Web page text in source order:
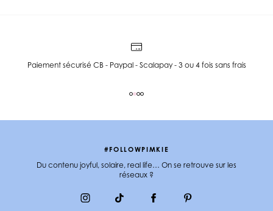
Paiement sécurisé CB - Paypal - Scalapay - 3 ou 4 fois sans frais
#FOLLOWPIMKIE
Du contenu joyful, solaire, real life… On se retrouve sur les
réseaux ?